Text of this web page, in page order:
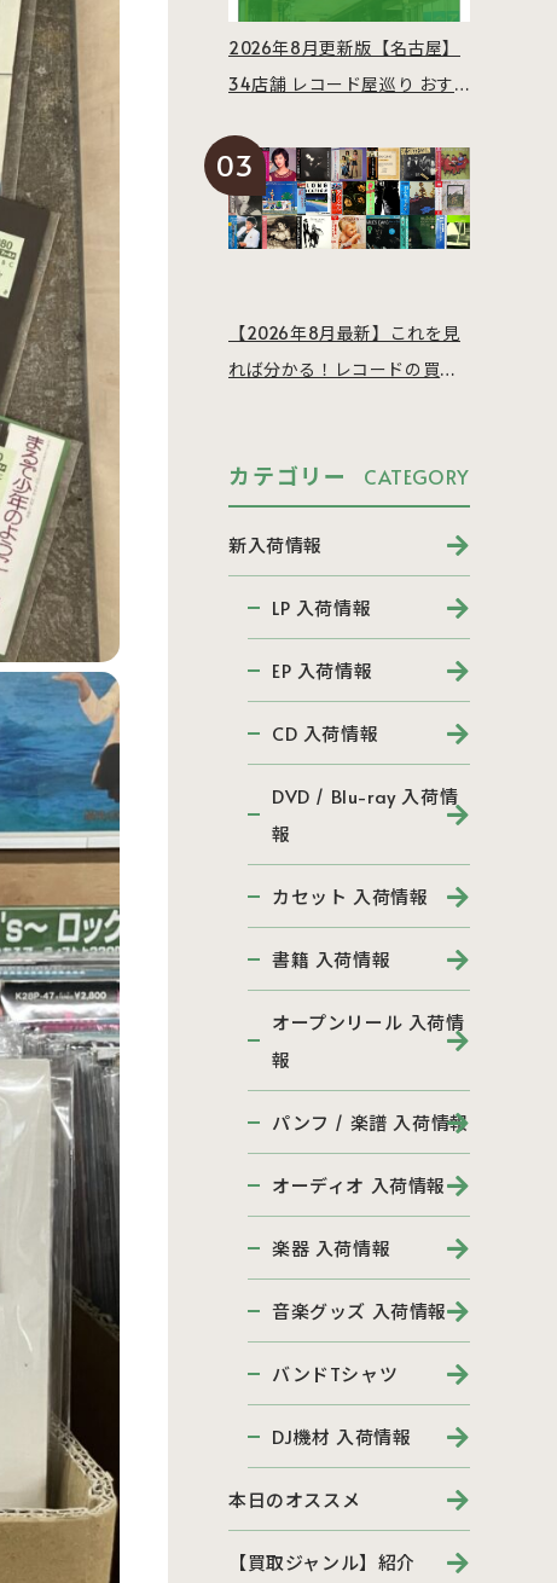
2026年8月更新版【名古屋】
34店舗 レコード屋巡り おす
【2026年8月最新】これを見
れば分かる！レコードの買取
カテゴリー CATEGORY
新入荷情報
LP 入荷情報
EP 入荷情報
CD 入荷情報
DVD / Blu-ray 入荷情
報
カセット 入荷情報
書籍 入荷情報
オープンリール 入荷情
報
パンフ / 楽譜 入荷情報
オーディオ 入荷情報
楽器 入荷情報
音楽グッズ 入荷情報
バンドTシャツ
DJ機材 入荷情報
本日のオススメ
【買取ジャンル】紹介